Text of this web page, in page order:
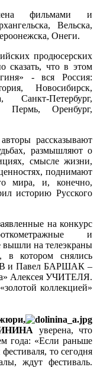
фильмами и
Вельска,
Онеги.
продюсерских
сказать, что в этом
- вся Россия:
Новосибирск,
Петербург,
Пермь, Оренбург,
рассказывают
размышляют о
смысле жизни,
поднимают
мира, и, конечно,
историю Русского
на конкурс
и
на телеэкраны
котором снялись
и Павел БАРШАК –
Алексея УЧИТЕЛЯ.
коллекцией»
уверена, что
года: «Если раньше
то сегодня
ждут фестиваль.